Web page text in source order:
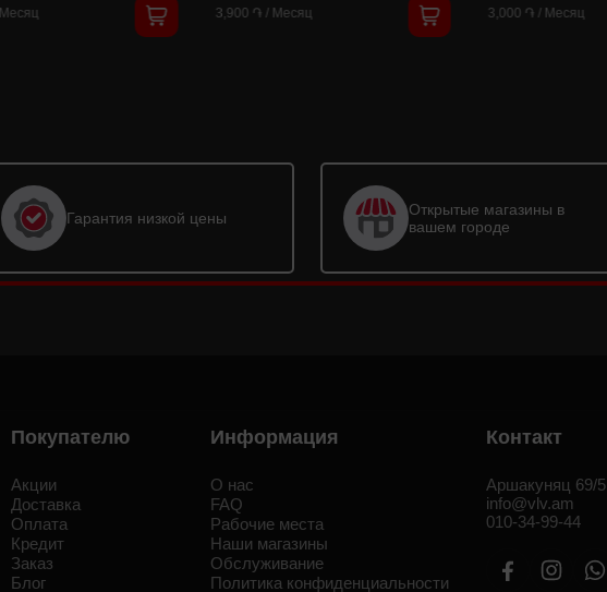
Месяц 3,900 ֏ / Месяц 3,000 ֏ / Месяц
Гарантия низкой цены
Открытые магазины в
вашем городе
Покупателю
Акции
Доставка
Оплата
Кредит
Заказ
Блог
Информация
О нас
FAQ
Рабочие места
Наши магазины
Обслуживание
Политика конфиденциальности
Контакт
Аршакуняц 69/5
info@vlv.am
010-34-99-44